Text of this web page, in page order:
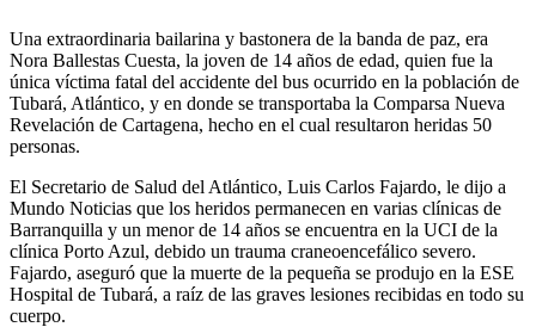
Una extraordinaria bailarina y bastonera de la banda de paz, era
Nora Ballestas Cuesta, la joven de 14 años de edad, quien fue la
única víctima fatal del accidente del bus ocurrido en la población de
Tubará, Atlántico, y en donde se transportaba la Comparsa Nueva
Revelación de Cartagena, hecho en el cual resultaron heridas 50
personas.
El Secretario de Salud del Atlántico, Luis Carlos Fajardo, le dijo a
Mundo Noticias que los heridos permanecen en varias clínicas de
Barranquilla y un menor de 14 años se encuentra en la UCI de la
clínica Porto Azul, debido un trauma craneoencefálico severo.
Fajardo, aseguró que la muerte de la pequeña se produjo en la ESE
Hospital de Tubará, a raíz de las graves lesiones recibidas en todo su
cuerpo.